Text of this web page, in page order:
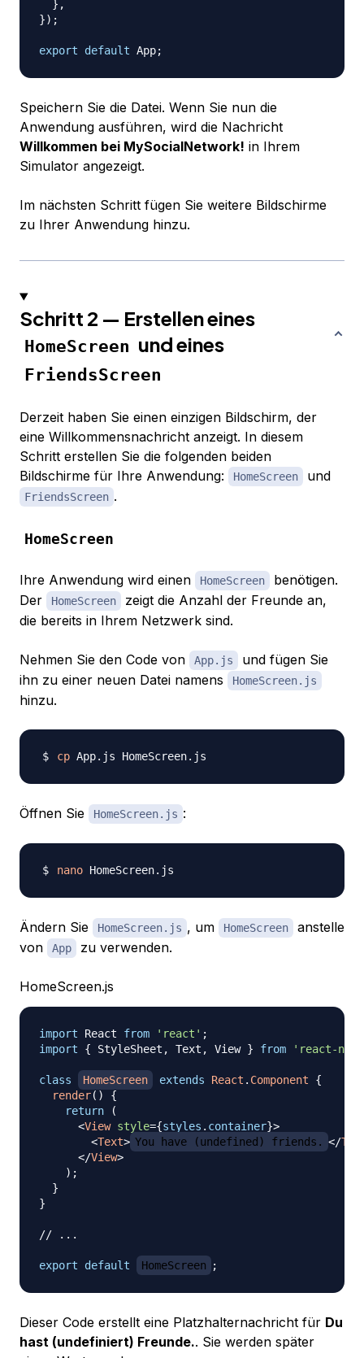
} ,
}) ;
export default App;
Speichern Sie die Datei. Wenn Sie nun die
Anwendung ausführen, wird die Nachricht
Willkommen bei MySocialNetwork! in Ihrem
Simulator angezeigt.
Im nächsten Schritt fügen Sie weitere Bildschirme
zu Ihrer Anwendung hinzu.
Schritt 2 — Erstellen eines
HomeScreen und eines
FriendsScreen
Derzeit haben Sie einen einzigen Bildschirm, der
eine Willkommensnachricht anzeigt. In diesem
Schritt erstellen Sie die folgenden beiden
Bildschirme für Ihre Anwendung:
HomeScreen und
FriendsScreen .
HomeScreen
Ihre Anwendung wird einen HomeScreen
benötigen.
Der
HomeScreen
zeigt die Anzahl der Freunde an,
die bereits in Ihrem Netzwerk sind.
Nehmen Sie den Code von App.js
und fügen Sie
ihn zu einer neuen Datei namens
HomeScreen.js
hinzu.
cp
Öffnen Sie HomeScreen.js :
nano
Ändern Sie HomeScreen.js , um HomeScreen
anstelle
von
App zu verwenden.
HomeScreen.js
import React from 'react' ;
import
{ StyleSheet , Text , View } from 'react-
class HomeScreen extends React . Component
{
render( )
{
return
(
<View style={styles . container}>
<Text> You have (undefined) friends. </
</View>
) ;
}
}
// ...
export default HomeScreen ;
Dieser Code erstellt eine Platzhalternachricht für Du
hast (undefiniert) Freunde.. Sie werden später